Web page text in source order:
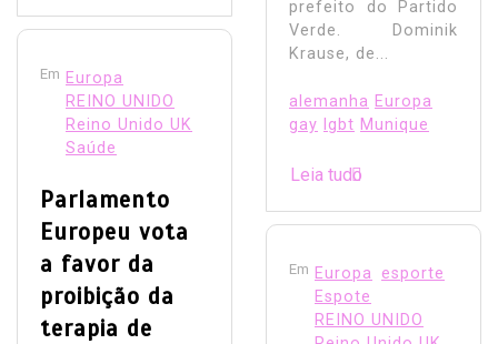
Em Europa
REINO UNIDO
Reino Unido UK
Saúde
Parlamento
Europeu vota
a favor da
proibição da
terapia de
prefeito do Partido
Verde. Dominik
Krause, de...
alemanha Europa
gay
lgbt Munique
Leia tudo
Em Europa
esporte
Espote
REINO UNIDO